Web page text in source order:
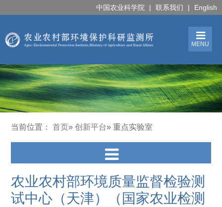
中国农业科学院 | 联系我们 | English
MENU
当前位置：首页»创新平台» 重点实验室
农业农村部环境质量监督检验测
试中心（天津）（国家农业检测